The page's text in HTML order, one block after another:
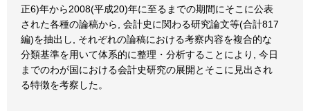
正6)年から2008(平成20)年に至るまでの期間にそこに公表
された各種の論稿から, 会計史に関わる研究論文等(合計817
編)を抽出し, それぞれの論稿における考察内容を複合的な
分類基準を用いて体系的に整理・分析することにより, 今日
までのわが国における会計史研究の展開とそこに見出され
る特徴を考察した。